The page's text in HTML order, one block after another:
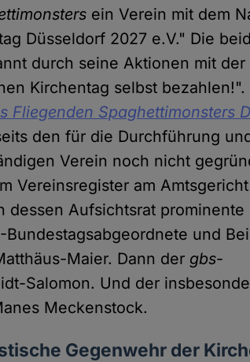
ein Verein mit dem
Düsseldorf 2027 e.V." Die
durch seine Aktionen mit
Kirchentag selbst
Fliegenden Spaghettimonsters
den für die Durchführung
Verein noch nicht
Vereinsregister am
dessen Aufsichtsrat prominente
und
Maier. Dann der gbs-
Salomon. Und der
Meckenstock.
Gegenwehr der